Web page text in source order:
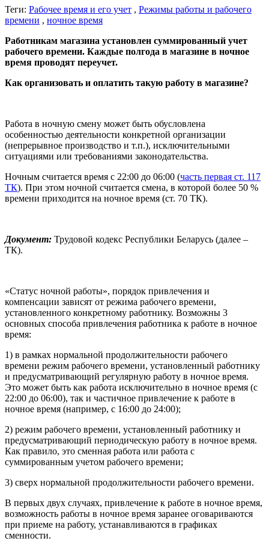
Теги: Рабочее время и его учет , Режимы работы и рабочего
времени , ночное время
Работникам магазина установлен суммированный учет
рабочего времени. Каждые полгода в магазине в ночное
время проводят переучет.
Как организовать и оплатить такую работу в магазине?
Работа в ночную смену может быть обусловлена
особенностью деятельности конкретной организации
(непрерывное производство и т.п.), исключительными
ситуациями или требованиями законодательства.
Ночным считается время с 22:00 до 06:00 (часть первая ст. 117
ТК). При этом ночной считается смена, в которой более 50 %
времени приходится на ночное время (ст. 70 ТК).
Документ: Трудовой кодекс Республики Беларусь (далее –
ТК).
«Статус ночной работы», порядок привлечения и
компенсации зависят от режима рабочего времени,
установленного конкретному работнику. Возможны 3
основных способа привлечения работника к работе в ночное
время:
1) в рамках нормальной продолжительности рабочего
времени режим рабочего времени, установленный работнику
и предусматривающий регулярную работу в ночное время.
Это может быть как работа исключительно в ночное время (с
22:00 до 06:00), так и частичное привлечение к работе в
ночное время (например, с 16:00 до 24:00);
2) режим рабочего времени, установленный работнику и
предусматривающий периодическую работу в ночное время.
Как правило, это сменная работа или работа с
суммированным учетом рабочего времени;
3) сверх нормальной продолжительности рабочего времени.
В первых двух случаях, привлечение к работе в ночное время,
возможность работы в ночное время заранее оговариваются
при приеме на работу, устанавливаются в графиках
сменности.